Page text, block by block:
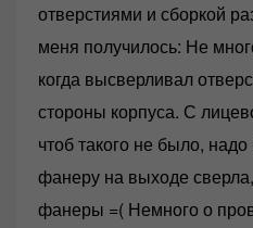
отверстиями и сборкой
меня получилось: Не
когда высверливал
стороны корпуса. С
чтоб такого не было,
фанеру на выходе
фанеры =( Немного о